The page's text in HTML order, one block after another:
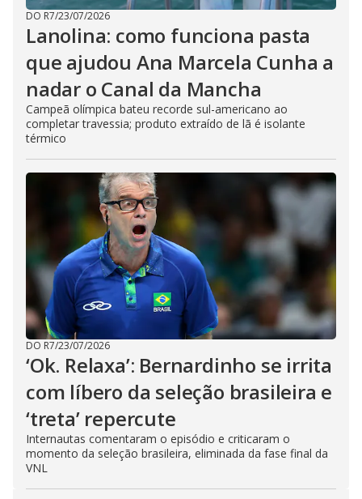
DO R7/23/07/2026
Lanolina: como funciona pasta
que ajudou Ana Marcela Cunha a
nadar o Canal da Mancha
Campeã olímpica bateu recorde sul-americano ao
completar travessia; produto extraído de lã é isolante
térmico
DO R7/23/07/2026
‘Ok. Relaxa’: Bernardinho se irrita
com líbero da seleção brasileira e
‘treta’ repercute
Internautas comentaram o episódio e criticaram o
momento da seleção brasileira, eliminada da fase final da
VNL